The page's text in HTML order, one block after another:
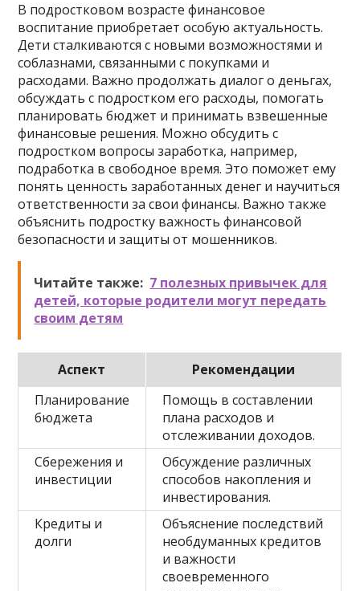
В подростковом возрасте финансовое
воспитание приобретает особую актуальность.
Дети сталкиваются с новыми возможностями и
соблазнами, связанными с покупками и
расходами. Важно продолжать диалог о деньгах,
обсуждать с подростком его расходы, помогать
планировать бюджет и принимать взвешенные
финансовые решения. Можно обсудить с
подростком вопросы заработка, например,
подработка в свободное время. Это поможет ему
понять ценность заработанных денег и научиться
ответственности за свои финансы. Важно также
объяснить подростку важность финансовой
безопасности и защиты от мошенников.
Читайте также: 7 полезных привычек для
детей, которые родители могут передать
своим детям
Аспект
Рекомендации
Планирование
бюджета
Помощь в составлении
плана расходов и
отслеживании доходов.
Сбережения и
инвестиции
Обсуждение различных
способов накопления и
инвестирования.
Кредиты и
долги
Объяснение последствий
необдуманных кредитов
и важности
своевременного